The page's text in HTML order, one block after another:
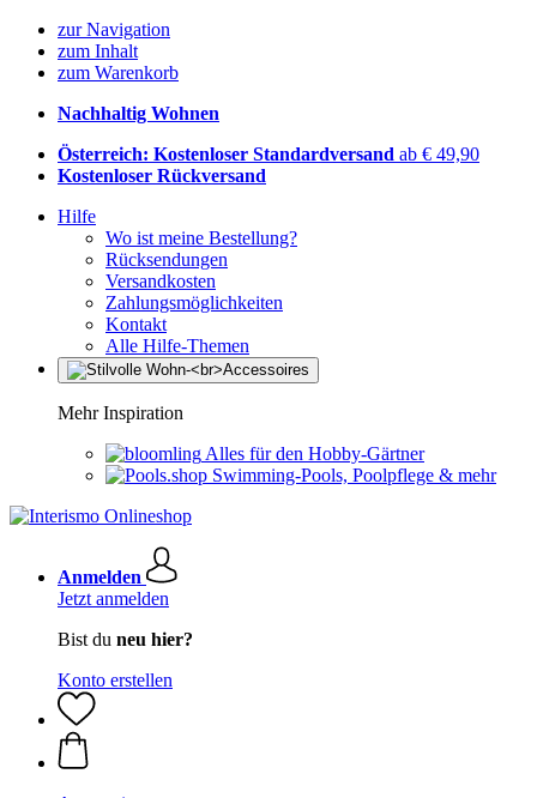
zur Navigation
zum Inhalt
zum Warenkorb
Nachhaltig Wohnen
Österreich: Kostenloser Standardversand ab € 49,90
Kostenloser Rückversand
Hilfe
Wo ist meine Bestellung?
Rücksendungen
Versandkosten
Zahlungsmöglichkeiten
Kontakt
Alle Hilfe-Themen
Mehr Inspiration
Alles für den Hobby-Gärtner
Swimming-Pools, Poolpflege & mehr
Anmelden
Jetzt anmelden
Bist du neu hier?
Konto erstellen